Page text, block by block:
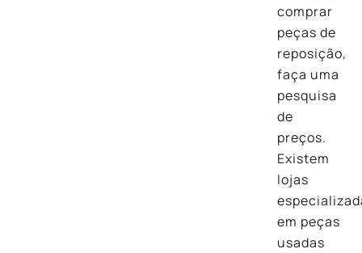
comprar
peças de
reposição,
faça uma
pesquisa
de
preços.
Existem
lojas
em peças
usadas